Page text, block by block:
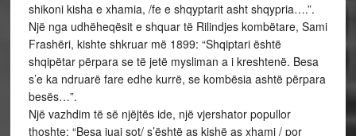
shikoni kisha e xhamia, /fe e shqyptarit asht shqypria….”.
Një nga udhëheqësit e shquar të Rilindjes kombëtare, Sami
Frashëri, kishte shkruar më 1899: “Shqiptari është
shqipëtar përpara se të jetë mysliman a i kreshtenë. Besa
s’e ka ndruarë fare edhe kurrë, se kombësia ashtë përpara
besës…”.
Një vazhdim të së njëjtës ide, një vjershator popullor
thoshte: “Besa juaj sot/ s’është as kishë as xhami / por